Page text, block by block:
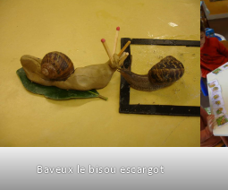
Baveux le bisou escargot